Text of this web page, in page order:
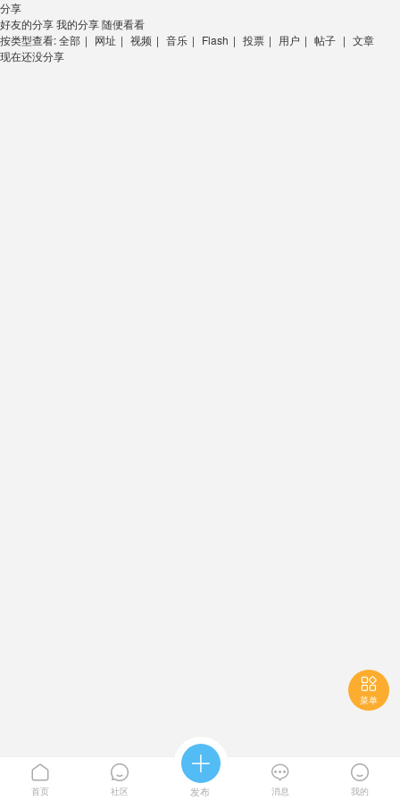
分享
好友的分享我的分享随便看看
按类型查看:全部 | 网址 | 视频 | 音乐 | Flash | 投票 | 用户 | 帖子 | 文章
现在还没分享

菜单

首页

社区

发布

消息

我的